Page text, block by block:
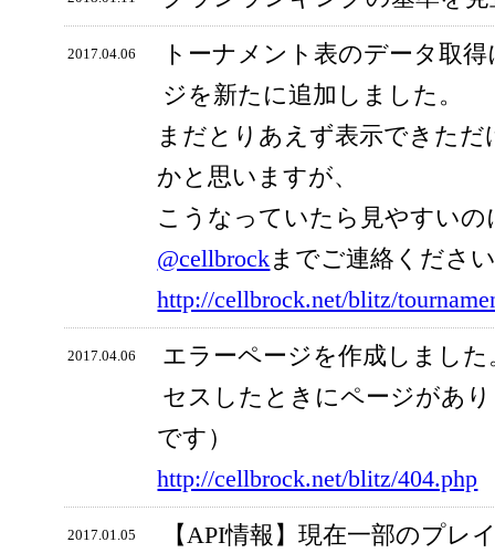
2017.04.06
トーナメント表のデータ取
ジを新たに追加しました。
まだとりあえず表示できた
かと思いますが、
こうなっていたら見やすい
@cellbrockまでご連絡くださ
http://cellbrock.net/blitz/
2017.04.06
エラーページを作成しまし
セスしたときにページがあ
です）
http://cellbrock.net/blitz/404.php
2017.01.05
【API情報】現在一部のプレ